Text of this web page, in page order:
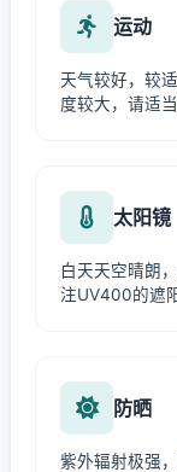
运动
天气较好，较
度较大，请适
太阳镜
白天天空晴朗
注UV400的遮
防晒
紫外辐射极强